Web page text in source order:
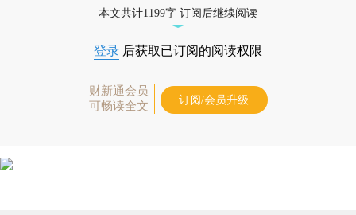
本文共计1199字 订阅后继续阅读
登录 后获取已订阅的阅读权限
财新通会员
可畅读全文
订阅/会员升级